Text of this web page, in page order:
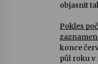
objasnit
Pokles
konce
půl roku v